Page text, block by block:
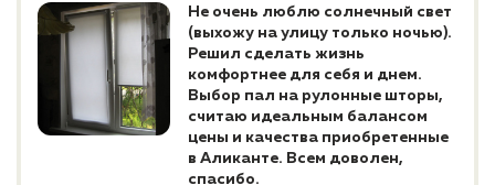
Не очень люблю солнечный свет
(выхожу на улицу только ночью).
Решил сделать жизнь
комфортнее для себя и днем.
Выбор пал на рулонные шторы,
считаю идеальным балансом
цены и качества приобретенные
в Аликанте. Всем доволен,
спасибо.